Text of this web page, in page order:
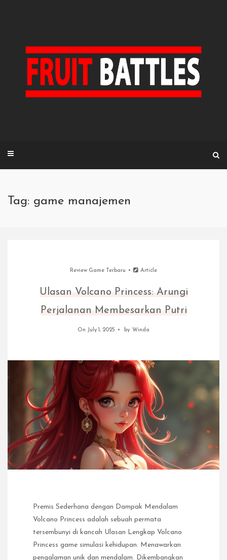
Tag: game manajemen
Review Game Terbaru Article
Ulasan Volcano Princess: Arungi
Perjalanan Membesarkan Putri
On July 1, 2025 by Winda
Premis Sederhana dengan Dampak Mendalam
Volcano Princess adalah sebuah permata
tersembunyi di kancah Ulasan Lengkap Volcano
Princess game simulasi kehidupan. Menawarkan
pengalaman unik dan mendalam. Dikembangkan